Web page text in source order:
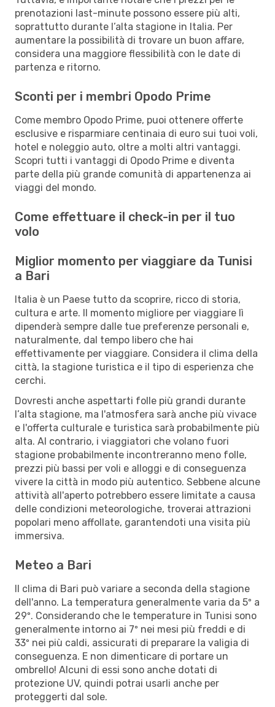
prenotazioni last-minute possono essere più alti,
soprattutto durante l’alta stagione in Italia. Per
aumentare la possibilità di trovare un buon affare,
considera una maggiore flessibilità con le date di
partenza e ritorno.
Sconti per i membri Opodo Prime
Come membro Opodo Prime, puoi ottenere offerte
esclusive e risparmiare centinaia di euro sui tuoi voli,
hotel e noleggio auto, oltre a molti altri vantaggi.
Scopri tutti i vantaggi di Opodo Prime e diventa
parte della più grande comunità di appartenenza ai
viaggi del mondo.
Come effettuare il check-in per il tuo
volo
Miglior momento per viaggiare da Tunisi
a Bari
Italia è un Paese tutto da scoprire, ricco di storia,
cultura e arte. Il momento migliore per viaggiare lì
dipenderà sempre dalle tue preferenze personali e,
naturalmente, dal tempo libero che hai
effettivamente per viaggiare. Considera il clima della
città, la stagione turistica e il tipo di esperienza che
cerchi.
Dovresti anche aspettarti folle più grandi durante
l’alta stagione, ma l'atmosfera sarà anche più vivace
e l'offerta culturale e turistica sarà probabilmente più
alta. Al contrario, i viaggiatori che volano fuori
stagione probabilmente incontreranno meno folle,
prezzi più bassi per voli e alloggi e di conseguenza
vivere la città in modo più autentico. Sebbene alcune
attività all'aperto potrebbero essere limitate a causa
delle condizioni meteorologiche, troverai attrazioni
popolari meno affollate, garantendoti una visita più
immersiva.
Meteo a Bari
Il clima di Bari può variare a seconda della stagione
dell'anno. La temperatura generalmente varia da 5º a
29º. Considerando che le temperature in Tunisi sono
generalmente intorno ai 7º nei mesi più freddi e di
33º nei più caldi, assicurati di preparare la valigia di
conseguenza. E non dimenticare di portare un
ombrello! Alcuni di essi sono anche dotati di
protezione UV, quindi potrai usarli anche per
proteggerti dal sole.